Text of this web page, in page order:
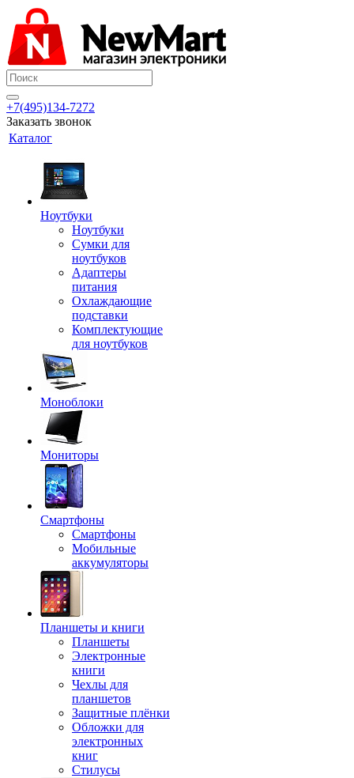
+7(495)134-7272
Заказать звонок
Каталог
Ноутбуки
Ноутбуки
Сумки для
ноутбуков
Адаптеры
питания
Охлаждающие
подставки
Комплектующие
для ноутбуков
Моноблоки
Мониторы
Смартфоны
Смартфоны
Мобильные
аккумуляторы
Планшеты и книги
Планшеты
Электронные
книги
Чехлы для
планшетов
Защитные плёнки
Обложки для
электронных
книг
Стилусы